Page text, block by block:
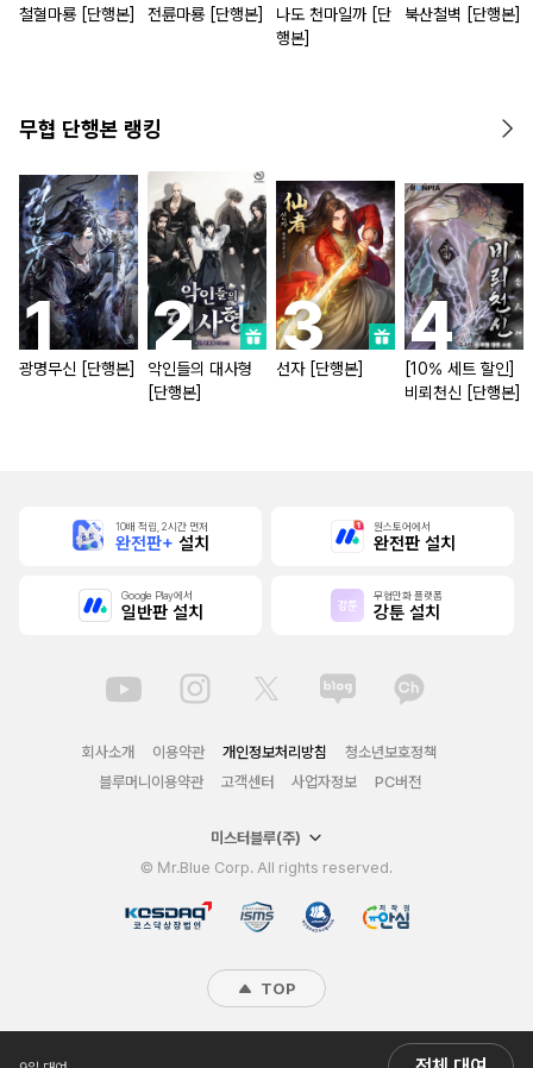
철혈마룡 [단행본] 전륜마룡 [단행본]
나도 천마일까 [단
행본]
북산철벽 [단행본]
무협 단행본 랭킹
광명무신 [단행본]
악인들의 대사형
[단행본]
선자 [단행본]
[10% 세트 할인]
비뢰천신 [단행본]
10배 적립, 2시간 먼저
완전판+ 설치
원스토어에서
완전판 설치
Google Play에서
일반판 설치
무협만화 플랫폼
강툰 설치
회사소개 이용약관 개인정보처리방침
청소년보호정책
블루머니이용약관
고객센터 사업자정보 PC버전
미스터블루(주)
© Mr.Blue Corp. All rights reserved.
TOP